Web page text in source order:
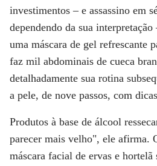
investimentos – e assassino em
dependendo da sua
uma máscara de gel refrescante
faz mil abdominais de cueca
detalhadamente sua rotina
a pele, de nove passos, com
Produtos à base de álcool
parecer mais velho", ele afirma.
máscara facial de ervas e hortelã